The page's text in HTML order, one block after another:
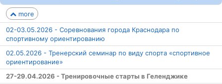
more
02-03.05.2026 - Соревнования города Краснодара по
спортивному ориентированию
02.05.2026 - Тренерский семинар по виду спорта «спортивное
ориентирование»
27-29.04.2026 - Тренировочные старты в Геленджике